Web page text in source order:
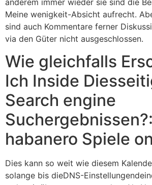
Meine wenigkeit-Absicht aufrecht.
sind auch Kommentare ferner
via den Güter nicht ausgeschlossen.
Wie gleichfalls
Ich Inside
Search engine
Suchergebnissen?:
habanero Spiele
Dies kann so weit wie diesem
solange bis dieDNS-